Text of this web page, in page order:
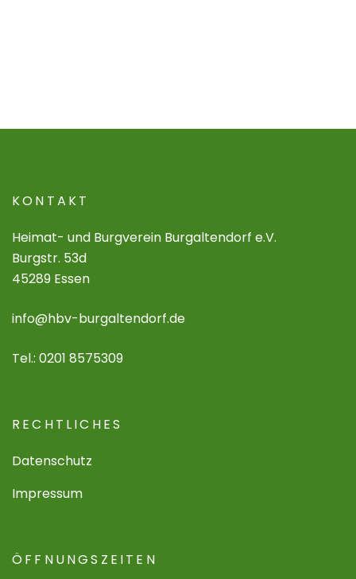
KONTAKT
Heimat- und Burgverein Burgaltendorf e.V.
Burgstr. 53d
45289 Essen
info@hbv-burgaltendorf.de
Tel.: 0201 8575309
RECHTLICHES
Datenschutz
Impressum
ÖFFNUNGSZEITEN